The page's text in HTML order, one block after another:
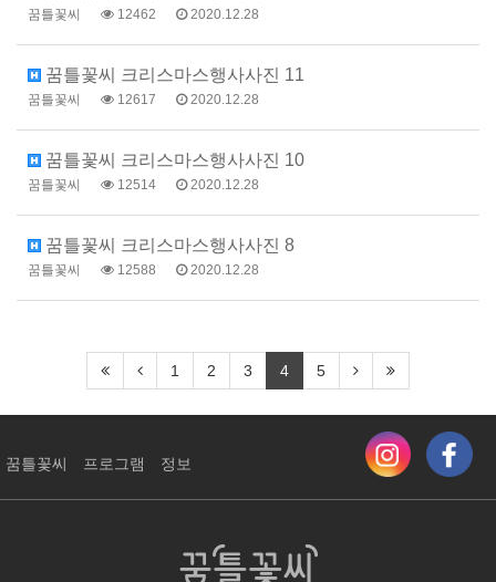
꿈틀꽃씨 12462 2020.12.28
꿈틀꽃씨 크리스마스행사사진 11
꿈틀꽃씨 12617 2020.12.28
꿈틀꽃씨 크리스마스행사사진 10
꿈틀꽃씨 12514 2020.12.28
꿈틀꽃씨 크리스마스행사사진 8
꿈틀꽃씨 12588 2020.12.28
1 2 3 4 5
꿈틀꽃씨 프로그램 정보